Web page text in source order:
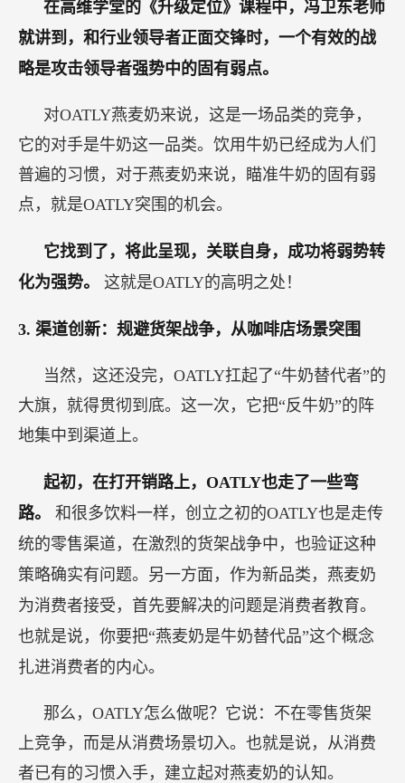
在高维学堂的《升级定位》课程中，冯卫东老师
就讲到，和行业领导者正面交锋时，一个有效的战
略是攻击领导者强势中的固有弱点。
对OATLY燕麦奶来说，这是一场品类的竞争，
它的对手是牛奶这一品类。饮用牛奶已经成为人们
普遍的习惯，对于燕麦奶来说，瞄准牛奶的固有弱
点，就是OATLY突围的机会。
它找到了，将此呈现，关联自身，成功将弱势转
化为强势。 这就是OATLY的高明之处！
3. 渠道创新：规避货架战争，从咖啡店场景突围
当然，这还没完，OATLY扛起了“牛奶替代者”的
大旗，就得贯彻到底。这一次，它把“反牛奶”的阵
地集中到渠道上。
起初，在打开销路上，OATLY也走了一些弯
路。 和很多饮料一样，创立之初的OATLY也是走传
统的零售渠道，在激烈的货架战争中，也验证这种
策略确实有问题。另一方面，作为新品类，燕麦奶
为消费者接受，首先要解决的问题是消费者教育。
也就是说，你要把“燕麦奶是牛奶替代品”这个概念
扎进消费者的内心。
那么，OATLY怎么做呢？它说：不在零售货架
上竞争，而是从消费场景切入。也就是说，从消费
者已有的习惯入手，建立起对燕麦奶的认知。